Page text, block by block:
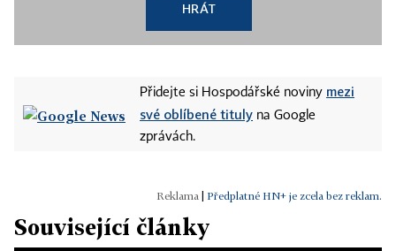
HRÁT
Přidejte si Hospodářské noviny mezi
své oblíbené tituly na Google
zprávách.
Předplatné HN+ je zcela bez reklam.
Související články